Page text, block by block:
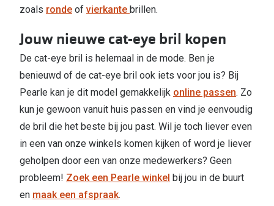
zoals ronde of vierkante brillen.
Jouw nieuwe cat-eye bril kopen
De cat-eye bril is helemaal in de mode. Ben je
benieuwd of de cat-eye bril ook iets voor jou is? Bij
Pearle kan je dit model gemakkelijk online passen. Zo
kun je gewoon vanuit huis passen en vind je eenvoudig
de bril die het beste bij jou past. Wil je toch liever even
in een van onze winkels komen kijken of word je liever
geholpen door een van onze medewerkers? Geen
probleem! Zoek een Pearle winkel bij jou in de buurt
en maak een afspraak.